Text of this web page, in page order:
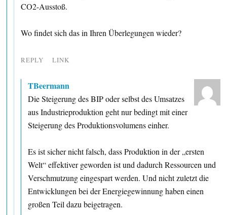
CO2-Ausstoß.
Wo findet sich das in Ihren Überlegungen wieder?
REPLY LINK
TBeermann
Die Steigerung des BIP oder selbst des Umsatzes
aus Industrieproduktion geht nur bedingt mit einer
Steigerung des Produktionsvolumens einher.
Es ist sicher nicht falsch, dass Produktion in der „ersten
Welt“ effektiver geworden ist und dadurch Ressourcen und
Verschmutzung eingespart werden. Und nicht zuletzt die
Entwicklungen bei der Energiegewinnung haben einen
großen Teil dazu beigetragen.